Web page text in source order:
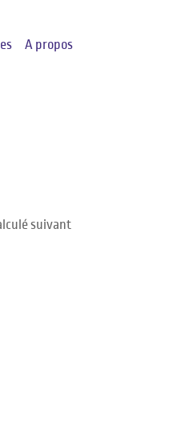
A propos
suivant